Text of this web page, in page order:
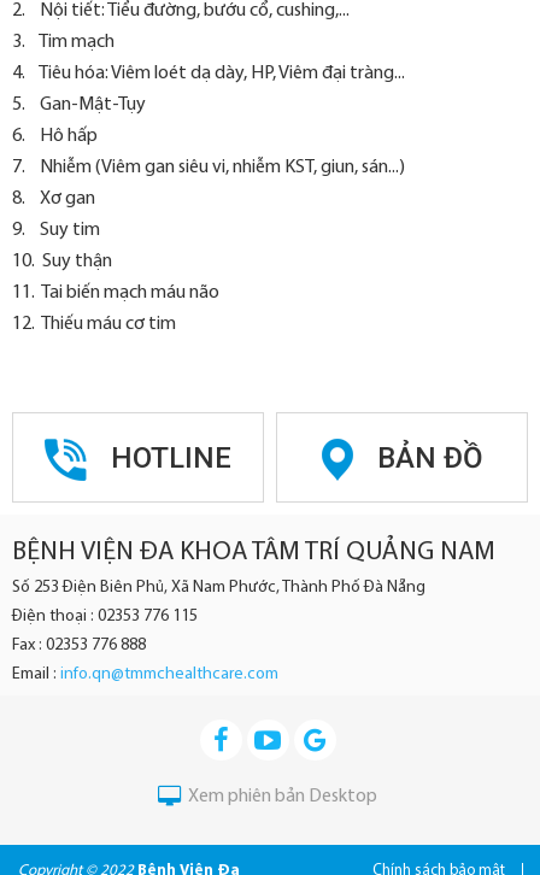
2. Nội tiết: Tiểu đường, bướu cổ, cushing,...
3. Tim mạch
4. Tiêu hóa: Viêm loét dạ dày, HP, Viêm đại tràng...
5. Gan-Mật-Tụy
6. Hô hấp
7. Nhiễm (Viêm gan siêu vi, nhiễm KST, giun, sán...)
8. Xơ gan
9. Suy tim
10. Suy thận
11. Tai biến mạch máu não
12. Thiếu máu cơ tim
HOTLINE BẢN ĐỒ
BỆNH VIỆN ĐA KHOA TÂM TRÍ QUẢNG NAM
Số 253 Điện Biên Phủ, Xã Nam Phước, Thành Phố Đà Nẵng
Điện thoại : 02353 776 115
Fax : 02353 776 888
Email : info.qn@tmmchealthcare.com
Xem phiên bản Desktop
Copyright © 2022 Bệnh Viện Đa Chính sách bảo mật